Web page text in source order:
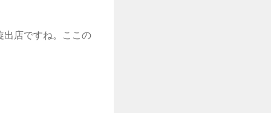
出店ですね。ここの